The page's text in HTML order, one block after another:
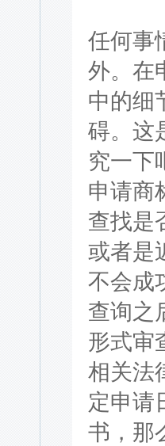
任何事
外。在
中的细
碍。这
究一下
申请商
查找是
或者是
不会成
查询之
形式审
相关法
定申请
书，那